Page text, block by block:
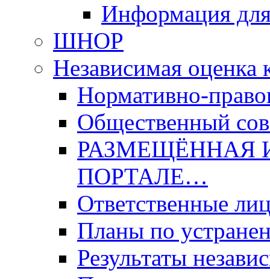
Информация
ШНОР
Независимая оценка
Нормативно-
Общественный
РАЗМЕЩЁННАЯ
ПОРТАЛЕ…
Ответственные
Планы по
Результаты